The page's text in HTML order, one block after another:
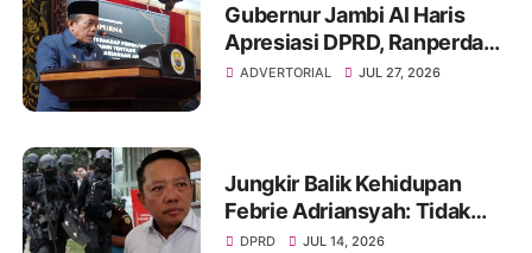
Gubernur Jambi Al Haris
Apresiasi DPRD, Ranperda
Pertanggungjawaban APBD
ADVERTORIAL JUL 27, 2026
Jungkir Balik Kehidupan
Febrie Adriansyah: Tidak
Lagi Dapat Pengamanan dari
DPRD JUL 14, 2026